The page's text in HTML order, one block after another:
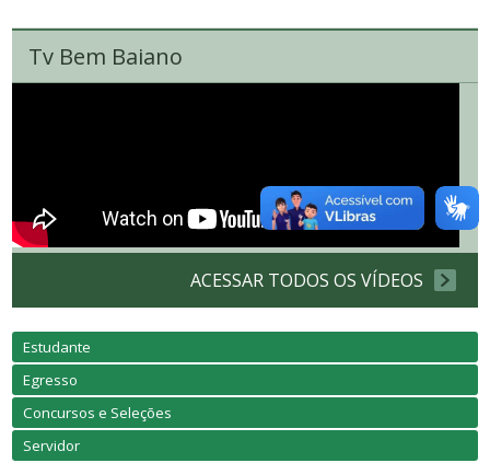
Tv Bem Baiano
ACESSAR TODOS OS VÍDEOS
Estudante
Egresso
Concursos e Seleções
Servidor